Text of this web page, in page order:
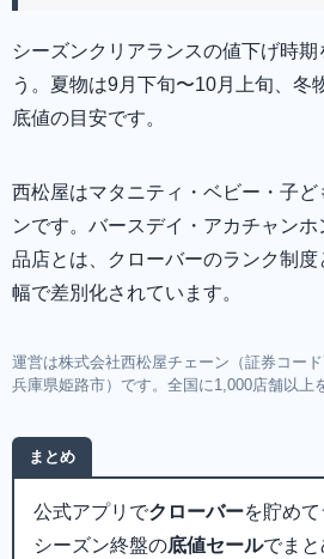
シーズンクリアランスの値下げ時期
う。夏物は9月下旬〜10月上旬、冬
底値の目安です。
西松屋はマタニティ・ベビー・子
ンです。バースデイ・アカチャン
品店とは、クローバーのランク制
幅で差別化されています。
運営は株式会社西松屋チェーン（証券コー
兵庫県姫路市）です。全国に1,000店舗以上
まとめ
公式アプリでクローバーを貯め
シーズン終盤の底値セールでま